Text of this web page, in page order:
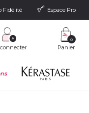
Fidélité Espace Pro
connecter Panier
0